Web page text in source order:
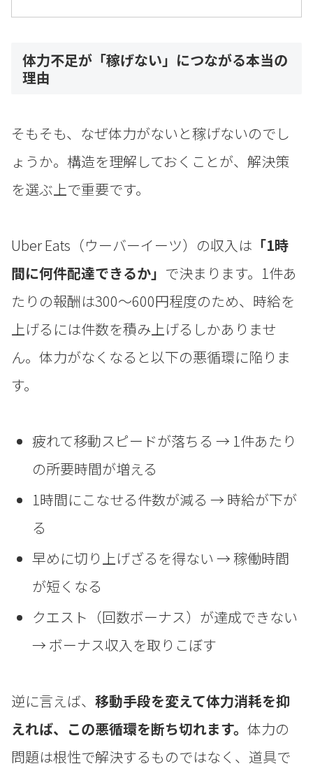
体力不足が「稼げない」につながる本当の
理由
そもそも、なぜ体力がないと稼げないのでし
ょうか。構造を理解しておくことが、解決策
を選ぶ上で重要です。
Uber Eats（ウーバーイーツ）の収入は 「1時
間に何件配達できるか」 で決まります。1件あ
たりの報酬は300〜600円程度のため、時給を
上げるには件数を積み上げるしかありませ
ん。体力がなくなると以下の悪循環に陥りま
す。
疲れて移動スピードが落ちる → 1件あたり
の所要時間が増える
1時間にこなせる件数が減る → 時給が下が
る
早めに切り上げざるを得ない → 稼働時間
が短くなる
クエスト（回数ボーナス）が達成できない
→ ボーナス収入を取りこぼす
逆に言えば、 移動手段を変えて体力消耗を抑
えれば、この悪循環を断ち切れます。 体力の
問題は根性で解決するものではなく、道具で